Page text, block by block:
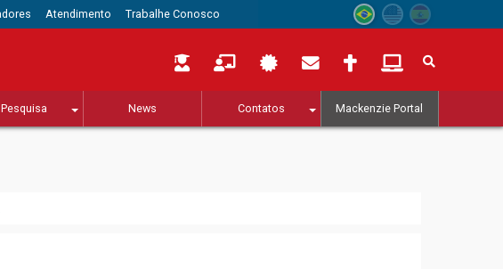
Atendimento Trabalhe Conosco
Pesquisa News Contatos Mackenzie Portal